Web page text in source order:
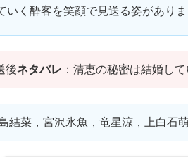
いく酔客を笑顔で見送る姿があり
後ネタバレ ：清恵の秘密は結婚し
結菜，宮沢氷魚，竜星涼，上白石